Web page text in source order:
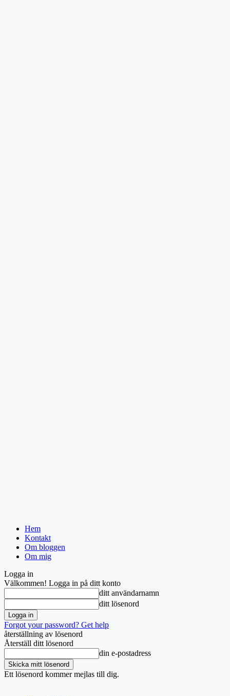
Hem
Kontakt
Om bloggen
Om mig
Logga in
Välkommen! Logga in på ditt konto
ditt användarnamn
ditt lösenord
Forgot your password? Get help
återställning av lösenord
Återställ ditt lösenord
din e-postadress
Ett lösenord kommer mejlas till dig.